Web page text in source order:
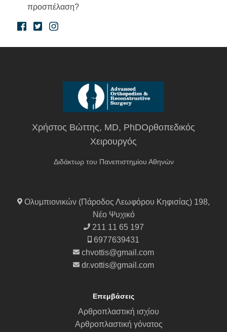
προσπέλαση?
Χρήστος Βώττης, MD, PhDΟρθοπεδικός
Χειρουργός
Διδάκτωρ του Πανεπιστημίου Αθηνών
Ολυμπιονικών (Πάροδος Λεωφόρου Κηφισίας) 198,
Νέο Ψυχικό
211 11 65 197
6977639431
chvottis@gmail.com
dr.vottis@gmail.com
Επεμβάσεις
Αρθροπλαστική ισχίου
Αρθροπλαστική γόνατος